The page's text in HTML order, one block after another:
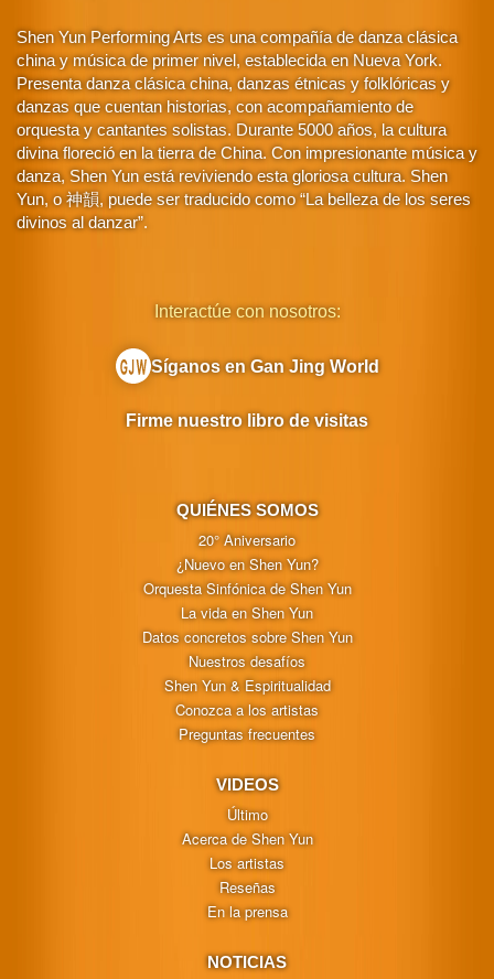
Shen Yun Performing Arts es una compañía de danza clásica
china y música de primer nivel, establecida en Nueva York.
Presenta danza clásica china, danzas étnicas y folklóricas y
danzas que cuentan historias, con acompañamiento de
orquesta y cantantes solistas. Durante 5000 años, la cultura
divina floreció en la tierra de China. Con impresionante música y
danza, Shen Yun está reviviendo esta gloriosa cultura. Shen
Yun, o 神韻, puede ser traducido como “La belleza de los seres
divinos al danzar”.
QUIÉNES SOMOS
20° Aniversario
¿Nuevo en Shen Yun?
Orquesta Sinfónica de Shen Yun
La vida en Shen Yun
Datos concretos sobre Shen Yun
Nuestros desafíos
Shen Yun & Espiritualidad
Conozca a los artistas
Preguntas frecuentes
VIDEOS
Último
Acerca de Shen Yun
Los artistas
Reseñas
En la prensa
NOTICIAS
Interactúe con nosotros:
Síganos en Gan Jing World
Firme nuestro libro de visitas